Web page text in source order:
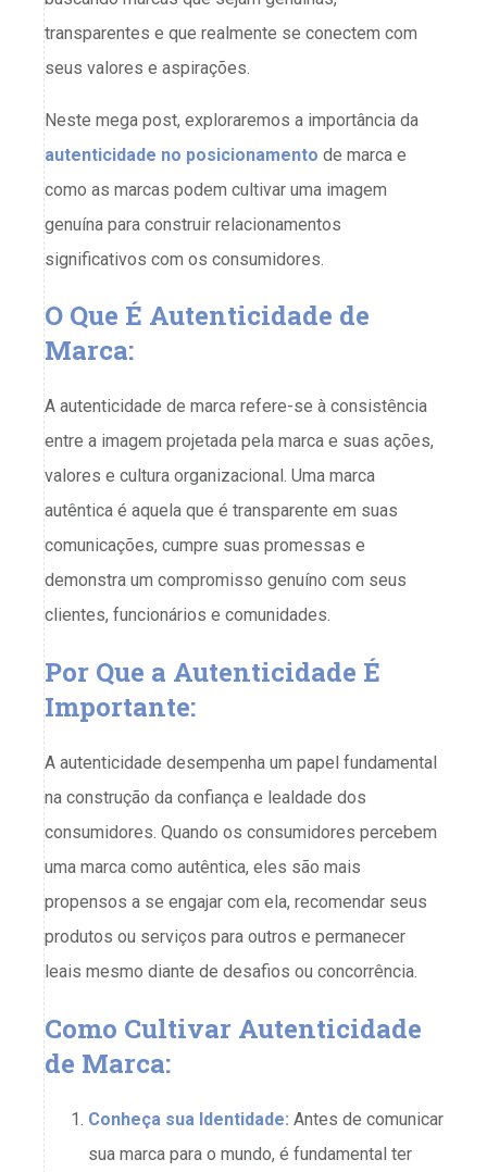
transparentes e que realmente se conectem com
seus valores e aspirações.
Neste mega post, exploraremos a importância da
autenticidade no posicionamento de marca e
como as marcas podem cultivar uma imagem
genuína para construir relacionamentos
significativos com os consumidores.
O Que É Autenticidade de
Marca:
A autenticidade de marca refere-se à consistência
entre a imagem projetada pela marca e suas ações,
valores e cultura organizacional. Uma marca
autêntica é aquela que é transparente em suas
comunicações, cumpre suas promessas e
demonstra um compromisso genuíno com seus
clientes, funcionários e comunidades.
Por Que a Autenticidade É
Importante:
A autenticidade desempenha um papel fundamental
na construção da confiança e lealdade dos
consumidores. Quando os consumidores percebem
uma marca como autêntica, eles são mais
propensos a se engajar com ela, recomendar seus
produtos ou serviços para outros e permanecer
leais mesmo diante de desafios ou concorrência.
Como Cultivar Autenticidade
de Marca:
Conheça sua Identidade: Antes de comunicar
sua marca para o mundo, é fundamental ter